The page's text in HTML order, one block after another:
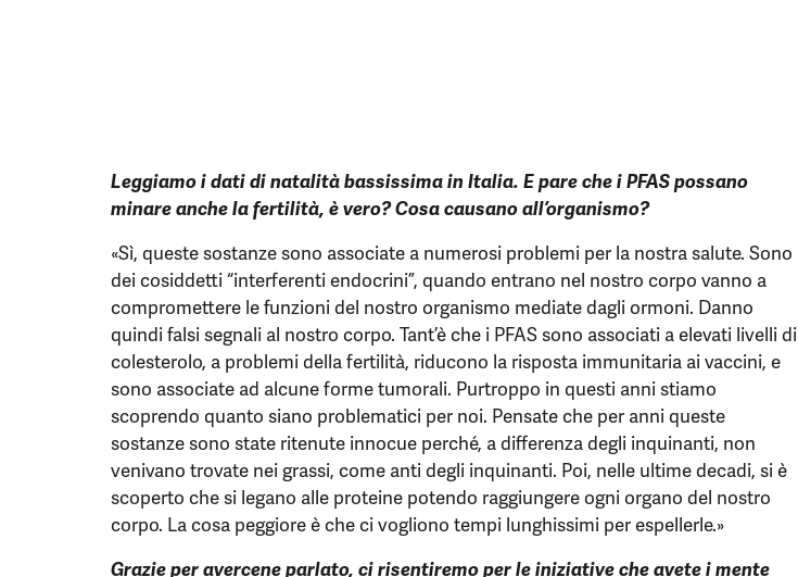
Leggiamo i dati di natalità bassissima in Italia. E pare che i PFAS possano
minare anche la fertilità, è vero? Cosa causano all’organismo?
«Sì, queste sostanze sono associate a numerosi problemi per la nostra salute. Sono
dei cosiddetti “interferenti endocrini”, quando entrano nel nostro corpo vanno a
compromettere le funzioni del nostro organismo mediate dagli ormoni. Danno
quindi falsi segnali al nostro corpo. Tant’è che i PFAS sono associati a elevati livelli di
colesterolo, a problemi della fertilità, riducono la risposta immunitaria ai vaccini, e
sono associate ad alcune forme tumorali. Purtroppo in questi anni stiamo
scoprendo quanto siano problematici per noi. Pensate che per anni queste
sostanze sono state ritenute innocue perché, a differenza degli inquinanti, non
venivano trovate nei grassi, come anti degli inquinanti. Poi, nelle ultime decadi, si è
scoperto che si legano alle proteine potendo raggiungere ogni organo del nostro
corpo. La cosa peggiore è che ci vogliono tempi lunghissimi per espellerle.»
Grazie per avercene parlato, ci risentiremo per le iniziative che avete i mente